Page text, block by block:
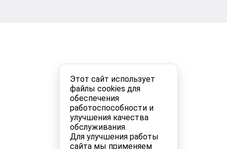
Этот сайт использует
файлы cookies для
обеспечения
работоспособности и
улучшения качества
обслуживания.
Для улучшения работы
сайта мы применяем